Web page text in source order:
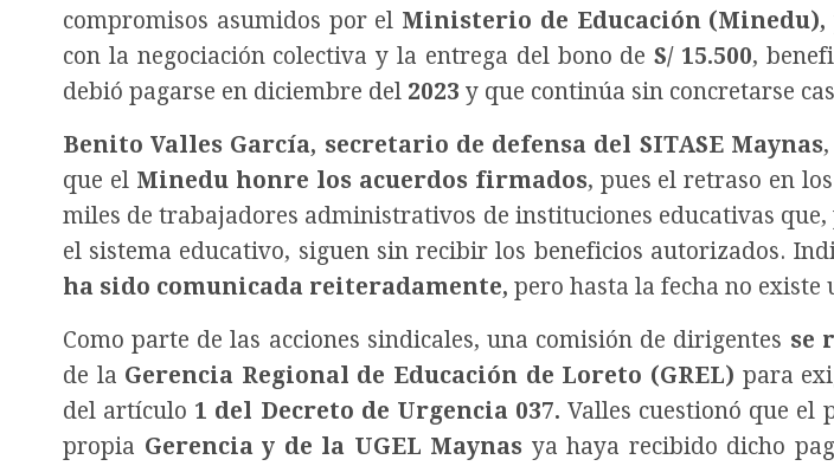
compromisos asumidos por el Ministerio de Educación (Minedu),
con la negociación colectiva y la entrega del bono deS/ 15.500,
debió pagarse en diciembre del 2023 y que continúa sin concretarse
Benito Valles García, secretario de defensa del SITASE Maynas
que el Minedu honre los acuerdos firmados, pues el retraso en
miles de trabajadores administrativos de instituciones educativas
el sistema educativo, siguen sin recibir los beneficios autorizados.
ha sido comunicada reiteradamente, pero hasta la fecha no
Como parte de las acciones sindicales, una comisión de dirigentes se
de la Gerencia Regional de Educación de Loreto (GREL) para
del artículo 1 del Decreto de Urgencia 037. Valles cuestionó que el
propia Gerencia y de la UGEL Maynas ya haya recibido dicho